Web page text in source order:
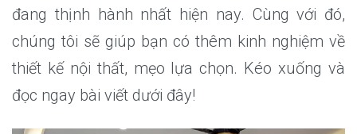
đang thịnh hành nhất hiện nay. Cùng với đó,
chúng tôi sẽ giúp bạn có thêm kinh nghiệm về
thiết kế nội thất, mẹo lựa chọn. Kéo xuống và
đọc ngay bài viết dưới đây!